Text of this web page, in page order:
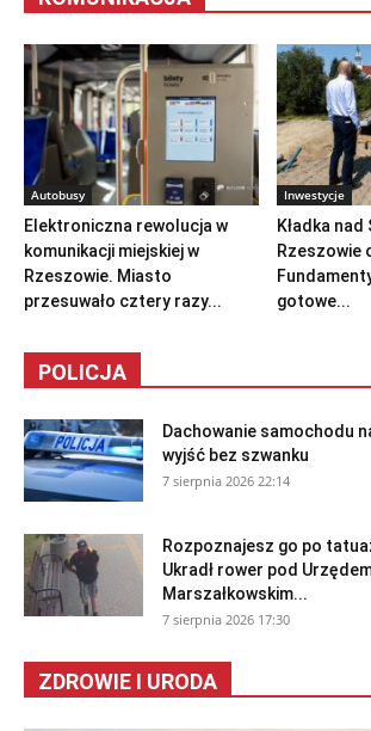
Autobusy
Elektroniczna rewolucja w
komunikacji miejskiej w
Rzeszowie. Miasto
przesuwało cztery razy...
Inwestycje
Kładka
Rzeszowie
gotowe...
POLICJA
Dachowanie samochodu
wyjść bez szwanku
7 sierpnia 2026 22:14
Rozpoznajesz go po
Ukradł rower pod
Marszałkowskim...
7 sierpnia 2026 17:30
ZDROWIE I URODA